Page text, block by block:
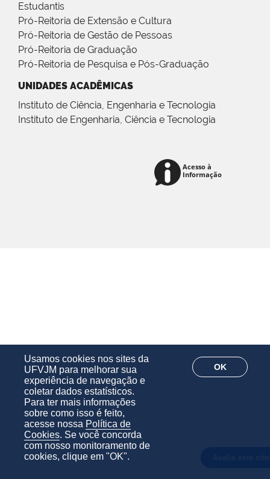
Usamos cookies nos sites da
UFVJM para melhorar sua
experiência de navegação e
coletar dados estatísticos.
Para ter mais informações
sobre como isso é feito,
acesse nossa Política de
Cookies. Se você concorda
com nosso monitoramento de
cookies, clique em "OK".
OK
Estudantis
Pró-Reitoria de Extensão e Cultura
Pró-Reitoria de Gestão de Pessoas
Pró-Reitoria de Graduação
Pró-Reitoria de Pesquisa e Pós-Graduação
UNIDADES ACADÊMICAS
Instituto de Ciência, Engenharia e Tecnologia
Instituto de Engenharia, Ciência e Tecnologia